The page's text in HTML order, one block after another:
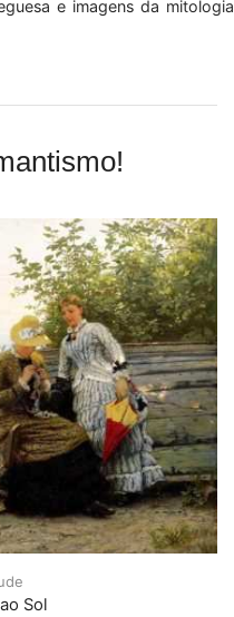
e imagens da mitologia
Sol